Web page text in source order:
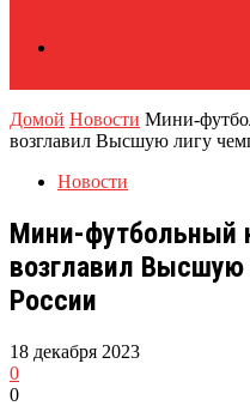
Домой Новости Мини-
возглавил Высшую лигу
Новости
Мини-футбольный
возглавил Высшую
России
18 декабря 2023
0
0